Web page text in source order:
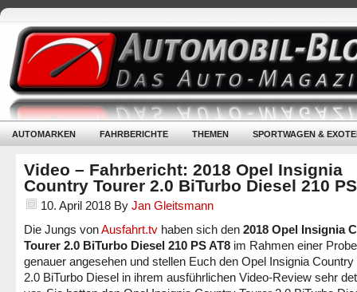
AUTOMARKEN FAHRBERICHTE THEMEN SPORTWAGEN &
Video – Fahrbericht: 2018 Opel Insignia
Country Tourer 2.0 BiTurbo Diesel 210
10. April 2018 By Jan Gleitsmann
Die Jungs vonAusfahrt.tv haben sich den 2018 Opel Insignia
Tourer 2.0 BiTurbo Diesel 210 PS AT8 im Rahmen einer
genauer angesehen und stellen Euch den Opel Insignia Country
2.0 BiTurbo Diesel in ihrem ausführlichen Video-Review sehr